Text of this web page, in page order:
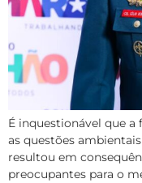
É inquestionável que
as questões
resultou em
preocupantes para o